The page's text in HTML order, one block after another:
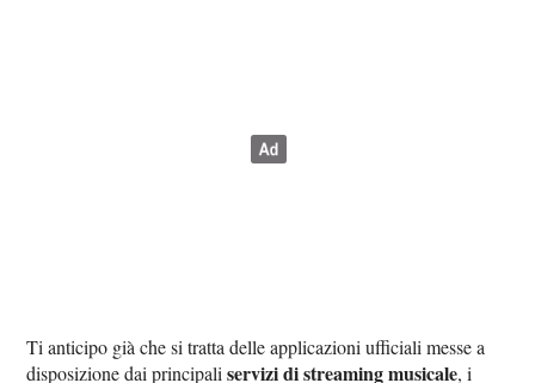
Ti anticipo già che si tratta delle applicazioni ufficiali messe a
disposizione dai principaliservizi di streaming musicale, i